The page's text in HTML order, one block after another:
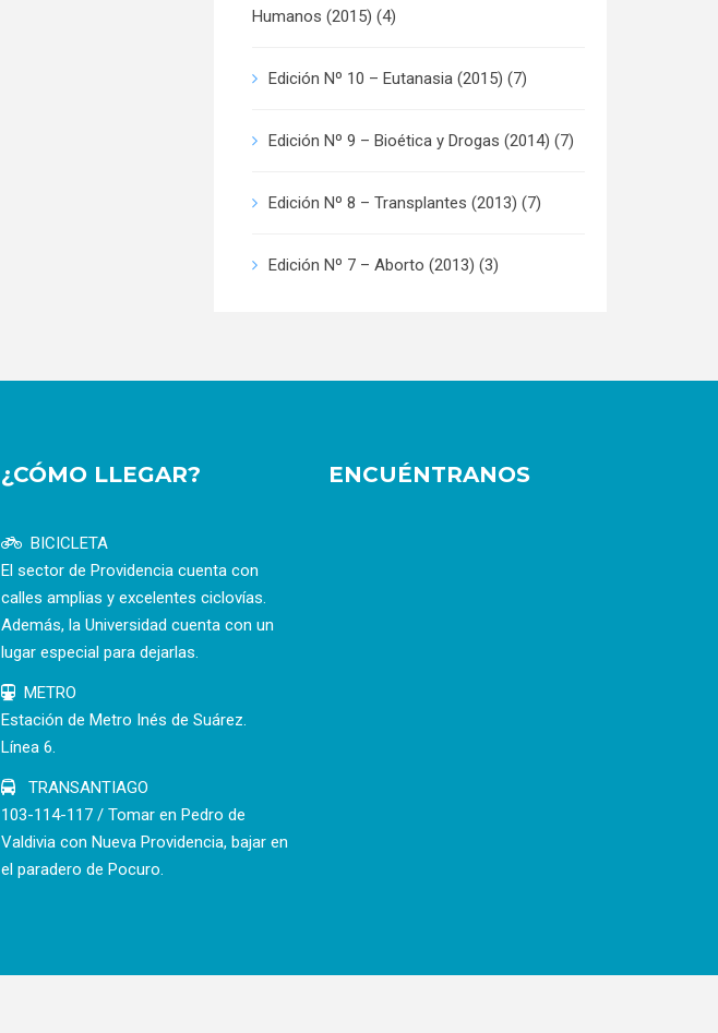
Humanos (2015) (4)
Edición Nº 10 – Eutanasia (2015) (7)
Edición Nº 9 – Bioética y Drogas (2014) (7)
Edición Nº 8 – Transplantes (2013) (7)
Edición Nº 7 – Aborto (2013) (3)
¿CÓMO LLEGAR?
BICICLETA
El sector de Providencia cuenta con
calles amplias y excelentes ciclovías.
Además, la Universidad cuenta con un
lugar especial para dejarlas.
METRO
Estación de Metro Inés de Suárez.
Línea 6.
TRANSANTIAGO
103-114-117 / Tomar en Pedro de
Valdivia con Nueva Providencia, bajar en
el paradero de Pocuro.
ENCUÉNTRANOS